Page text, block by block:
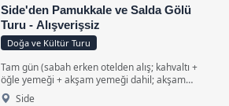
Side'den Pamukkale ve Salda Gölü
Turu - Alışverişsiz
Doğa ve Kültür Turu
Tam gün (sabah erken otelden alış; kahvaltı +
öğle yemeği + akşam yemeği dahil; akşam
dönüş) • Konforlu Klimalı Araçlarla
Side